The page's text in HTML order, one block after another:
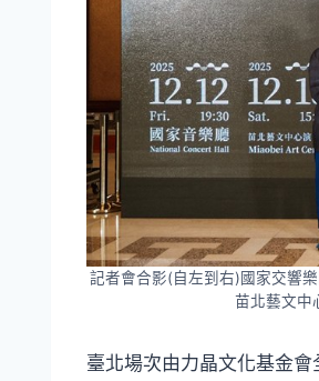
記者會合影(自左到右)國家交響
苗北藝文中
臺北場次由力晶文化基金